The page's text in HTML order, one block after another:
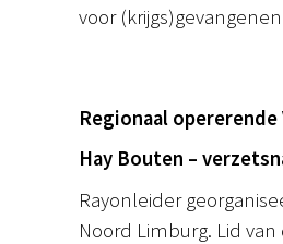
voor
Regionaal
Hay Bouten –
Rayonleider
Noord Limburg. Lid